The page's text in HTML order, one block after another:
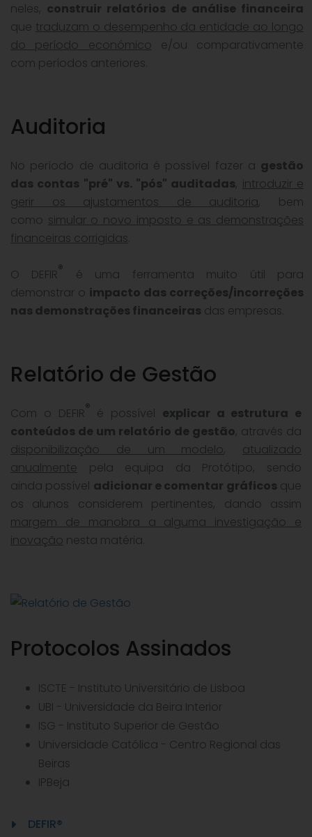
neles, construir relatórios de análise financeira
que traduzam o desempenho da entidade ao longo
do período económico e/ou comparativamente
com períodos anteriores.
Auditoria
No período de auditoria é possível fazer a gestão
das contas "pré" vs. "pós" auditadas, introduzir e
gerir os ajustamentos de auditoria, bem
como simular o novo imposto e as demonstrações
financeiras corrigidas
O DEFIR® é uma ferramenta muito útil para
demonstrar o impacto das correções/incorreções
nas demonstrações financeiras das empresas.
Relatório de Gestão
Com o DEFIR® é possível explicar a estrutura e
conteúdos de um relatório de gestão, através da
disponibilização de um modelo, atualizado
anualmente pela equipa da Protótipo, sendo
ainda possível adicionar e comentar gráficos que
os alunos considerem pertinentes, dando assim
margem de manobra a alguma investigação e
inovação nesta matéria.
Protocolos Assinados
ISCTE - Instituto Universitário de Lisboa
UBI - Universidade da Beira Interior
ISG - Instituto Superior de Gestão
Universidade Católica - Centro Regional das
Beiras
IPBeja
DEFIR®